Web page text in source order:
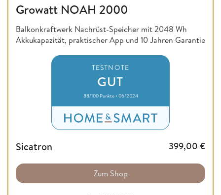
Growatt NOAH 2000
Balkonkraftwerk Nachrüst-Speicher mit 2048 Wh
Akkukapazität, praktischer App und 10 Jahren Garantie
TESTNOTE
GUT
88/100 Punkte • 06/2024
Sicatron 399,00 €
Zum Shop